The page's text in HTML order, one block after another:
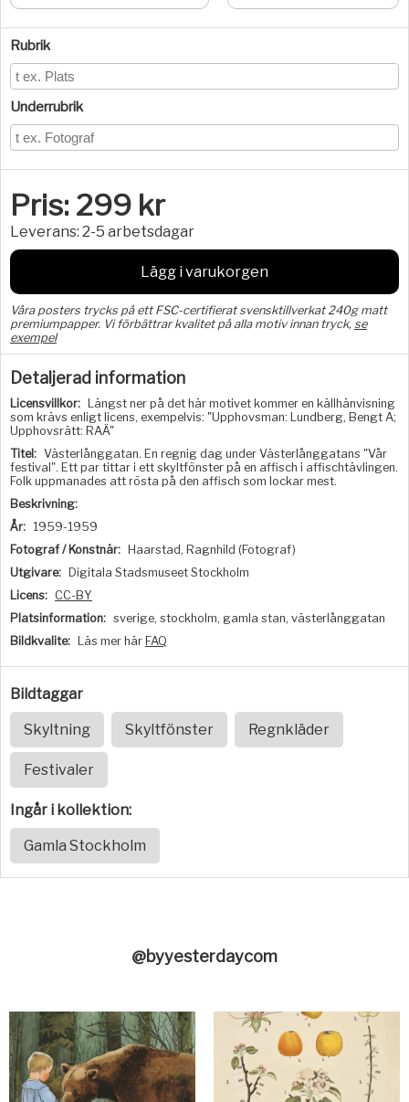
Rubrik
Underrubrik
Pris: 299 kr
Leverans: 2-5 arbetsdagar
Lägg i varukorgen
Våra posters trycks på ett FSC-certifierat svensktillverkat 240g matt
premiumpapper. Vi förbättrar kvalitet på alla motiv innan tryck, se
exempel
Detaljerad information
Licensvillkor:
Längst ner på det här motivet kommer en källhänvisning
som krävs enligt licens, exempelvis: "Upphovsman: Lundberg, Bengt A;
Upphovsrätt: RAÄ"
Titel: Västerlånggatan. En regnig dag under Västerlånggatans "Vår
festival". Ett par tittar i ett skyltfönster på en affisch i affischtävlingen.
Folk uppmanades att rösta på den affisch som lockar mest.
Beskrivning:
År: 1959-1959
Fotograf / Konstnär:
Haarstad, Ragnhild (Fotograf)
Utgivare:
Digitala Stadsmuseet Stockholm
Licens: CC-BY
Platsinformation: sverige, stockholm, gamla stan, västerlånggatan
Bildkvalite:
Läs mer här FAQ
Bildtaggar
Skyltning Skyltfönster Regnkläder
Festivaler
Ingår i kollektion:
Gamla Stockholm
@byyesterdaycom